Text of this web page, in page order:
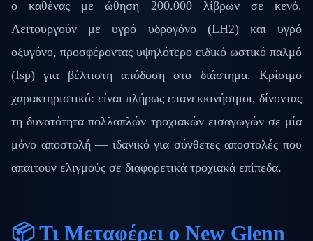
ο καθένας με ώθηση 200.000 λίβρων σε κενό.
Λειτουργούν με υγρό υδρογόνο (LH2) και υγρό
οξυγόνο, προσφέροντας υψηλότερο ειδικό ωστικό παλμό
(Isp) για βέλτιστη απόδοση στο διάστημα. Κρίσιμο
χαρακτηριστικό: είναι πλήρως επανεκκινήσιμοι, δίνοντας
τη δυνατότητα πολλαπλών τροχιακών εισαγωγών σε μία
μόνο αποστολή — ιδανικό για σύνθετες αποστολές που
απαιτούν ελιγμούς σε διαφορετικά τροχιακά επίπεδα.
📦 Τι Μεταφέρει ο New Glenn